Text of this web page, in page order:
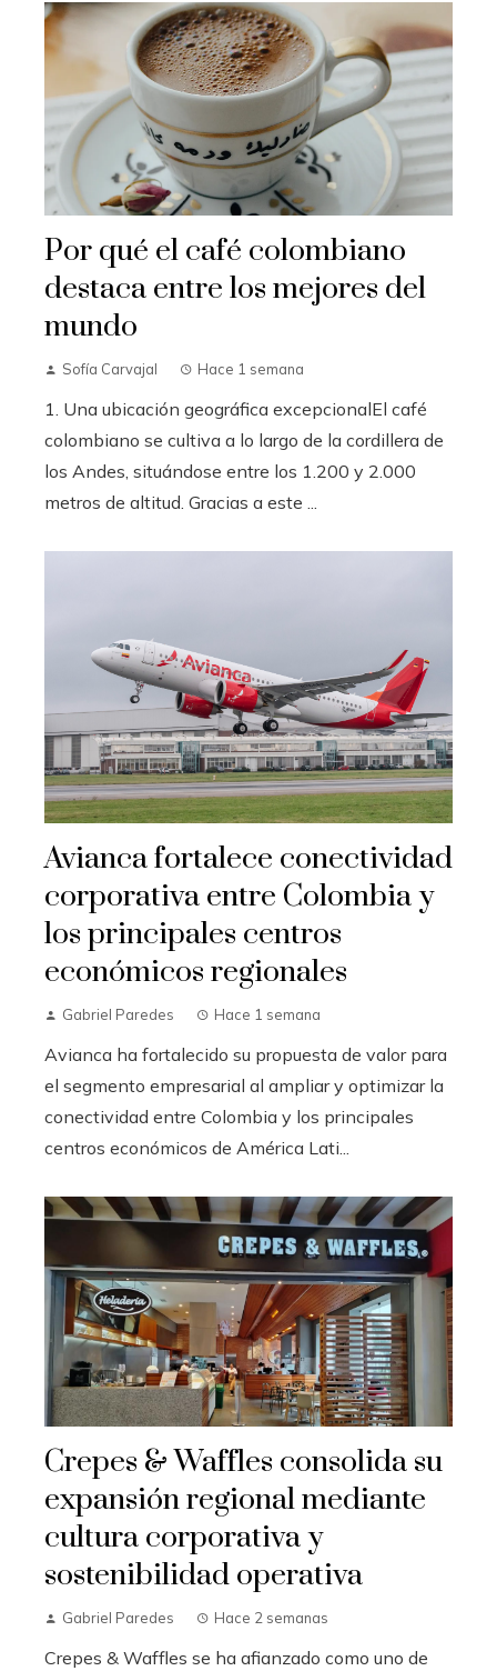
Por qué el café colombiano
destaca entre los mejores del
mundo
Sofía Carvajal Hace 1 semana
1. Una ubicación geográfica excepcionalEl café
colombiano se cultiva a lo largo de la cordillera de
los Andes, situándose entre los 1.200 y 2.000
metros de altitud. Gracias a este ...
Avianca fortalece conectividad
corporativa entre Colombia y
los principales centros
económicos regionales
Gabriel Paredes Hace 1 semana
Avianca ha fortalecido su propuesta de valor para
el segmento empresarial al ampliar y optimizar la
conectividad entre Colombia y los principales
centros económicos de América Lati...
Crepes & Waffles consolida su
expansión regional mediante
cultura corporativa y
sostenibilidad operativa
Gabriel Paredes Hace 2 semanas
Crepes & Waffles se ha afianzado como uno de